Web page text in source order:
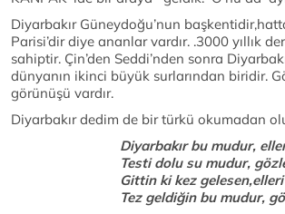
Diyarbakır Güneydoğu’nun
Parisi’dir diye ananlar vardır. .3000 yıllık
sahiptir. Çin’den Seddi’nden sonra
dünyanın ikinci büyük surlarından biridir.
görünüşü vardır.
Diyarbakır dedim de bir türkü okumadan
Diyarbakır bu mudur,
Testi dolu su mudur,
Gittin ki kez gelesen,elleri
Tez geldiğin bu mudur,